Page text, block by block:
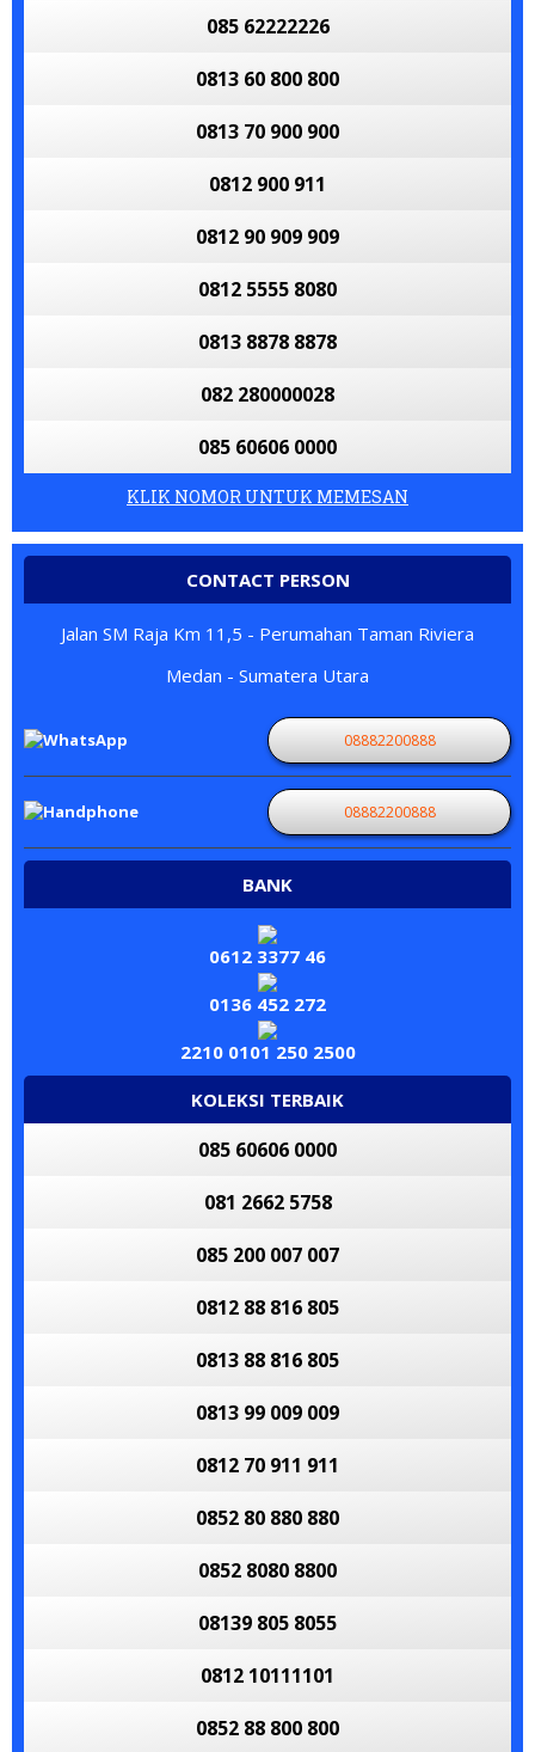
085 62222226
0813 60 800 800
0813 70 900 900
0812 900 911
0812 90 909 909
0812 5555 8080
0813 8878 8878
082 280000028
085 60606 0000
KLIK NOMOR UNTUK MEMESAN
CONTACT PERSON
Jalan SM Raja Km 11,5 - Perumahan Taman Riviera
Medan - Sumatera Utara
08882200888
08882200888
BANK
0612 3377 46
0136 452 272
2210 0101 250 2500
KOLEKSI TERBAIK
085 60606 0000
081 2662 5758
085 200 007 007
0812 88 816 805
0813 88 816 805
0813 99 009 009
0812 70 911 911
0852 80 880 880
0852 8080 8800
08139 805 8055
0812 10111101
0852 88 800 800